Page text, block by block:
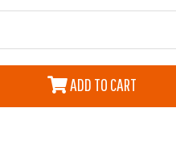
ADD TO CART